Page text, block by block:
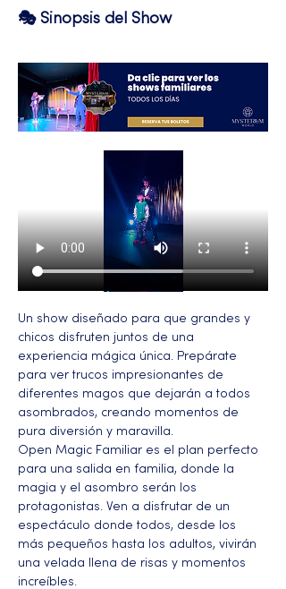
🎭 Sinopsis del Show
Un show diseñado para que grandes y
chicos disfruten juntos de una
experiencia mágica única. Prepárate
para ver trucos impresionantes de
diferentes magos que dejarán a todos
asombrados, creando momentos de
pura diversión y maravilla.
Open Magic Familiar es el plan perfecto
para una salida en familia, donde la
magia y el asombro serán los
protagonistas. Ven a disfrutar de un
espectáculo donde todos, desde los
más pequeños hasta los adultos, vivirán
una velada llena de risas y momentos
increíbles.